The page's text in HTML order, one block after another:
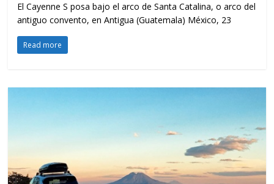
El Cayenne S posa bajo el arco de Santa Catalina, o arco del
antiguo convento, en Antigua (Guatemala) México, 23
Read more